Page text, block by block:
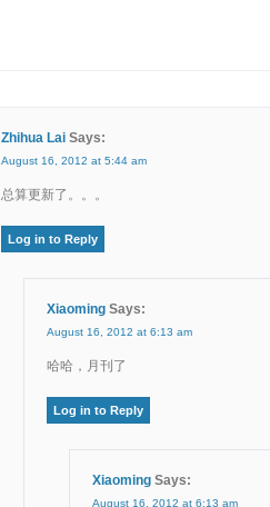
Zhihua Lai Says:
August 16, 2012 at 5:44 am
总算更新了。。。
Log in to Reply
Xiaoming Says:
August 16, 2012 at 6:13 am
哈哈，月刊了
Log in to Reply
Xiaoming Says:
August 16, 2012 at 6:13 am